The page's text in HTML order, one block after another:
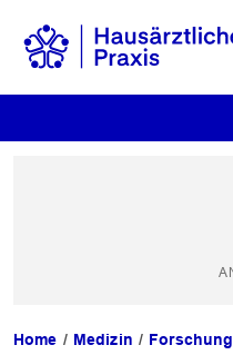
Home Medizin
Forschung